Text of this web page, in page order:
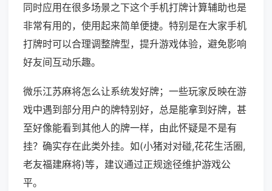
同时应用在很多场景之下这个手机打牌计算辅助也是
非常有用的，使用起来简单便捷。特别是在大家手机
打牌时可以合理调整牌型，提升游戏体验，避免影响
好友间互动乐趣。
微乐江苏麻将怎么让系统发好牌；一些玩家反映在游
戏中遇到部分用户的牌特别好，总是能拿到好牌，甚
至好像能看到其他人的牌一样，由此怀疑是不是有
挂？确实存在此类外挂。如(小猪对对碰,花花生活圈,
老友福建麻将)等，建议通过正规途径维护游戏公
平。